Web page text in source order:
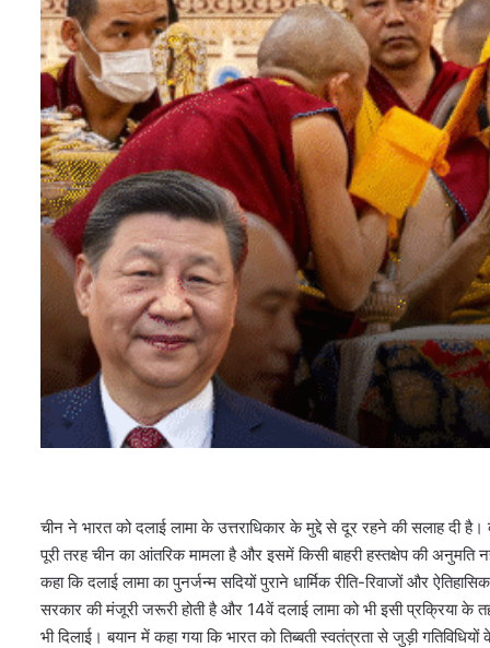
चीन ने भारत को दलाई लामा के उत्तराधिकार के मुद्दे से दूर रहने की सलाह दी
पूरी तरह चीन का आंतरिक मामला है और इसमें किसी बाहरी हस्तक्षेप की अनुमति
कहा कि दलाई लामा का पुनर्जन्म सदियों पुराने धार्मिक रीति-रिवाजों और
सरकार की मंजूरी जरूरी होती है और 14वें दलाई लामा को भी इसी प्रक्रिया के
भी दिलाई। बयान में कहा गया कि भारत को तिब्बती स्वतंत्रता से जुड़ी